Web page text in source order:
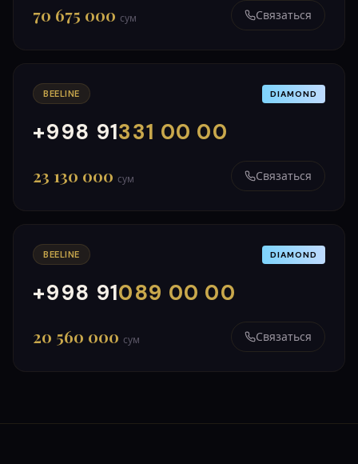
70 675 000 сум Связаться
BEELINE DIAMOND
+998 91331 00 00
000
999
23 130 000 сум Связаться
BEELINE DIAMOND
+998 91089 00 00
000
999
20 560 000 сум Связаться